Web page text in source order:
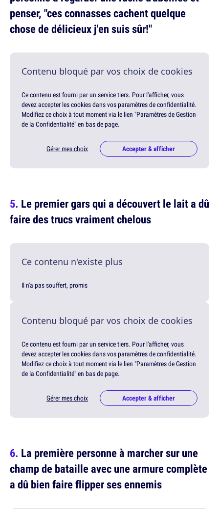
penser, "ces connasses cachent quelque
chose de délicieux j'en suis sûr!"
Contenu bloqué par vos choix de cookies
Ce contenu est fourni par un service tiers. Pour l'afficher, vous
devez accepter les cookies dans vos paramètres de confidentialité.
Modifiez ce choix à tout moment via le lien "Paramètres de Gestion
de la Confidentialité" en bas de page.
Gérer mes choix Accepter & afficher
Le premier gars qui a découvert le lait a dû
faire des trucs vraiment chelous
Ce contenu n'existe plus
Il n'a pas souffert, promis
Contenu bloqué par vos choix de cookies
Ce contenu est fourni par un service tiers. Pour l'afficher, vous
devez accepter les cookies dans vos paramètres de confidentialité.
Modifiez ce choix à tout moment via le lien "Paramètres de Gestion
de la Confidentialité" en bas de page.
Gérer mes choix Accepter & afficher
La première personne à marcher sur une
champ de bataille avec une armure complète
a dû bien faire flipper ses ennemis